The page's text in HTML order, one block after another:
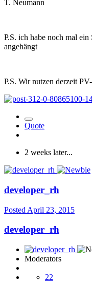
T. Neumann
P.S. ich habe noch mal
angehängt
P.S. Wir nutzen derzeit
Quote
2 weeks later...
developer_rh
Posted April 23, 2015
developer_rh
Moderators
22